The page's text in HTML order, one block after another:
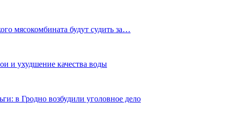
мясокомбината будут судить за…
и ухудшение качества воды
в Гродно возбудили уголовное дело